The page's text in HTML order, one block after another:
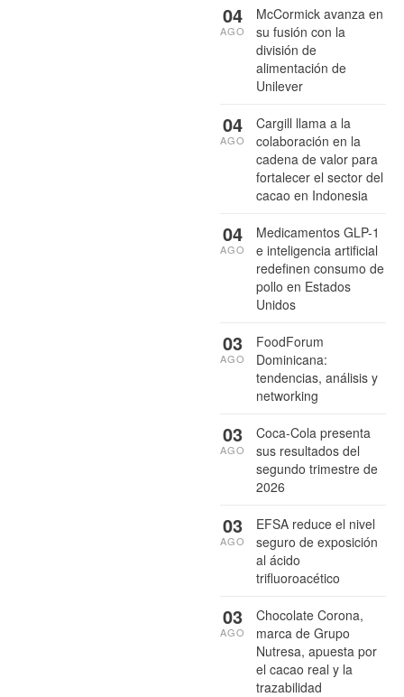
McCormick avanza en
su fusión con la
división de
alimentación de
Unilever
04
AGO
Cargill llama a la
colaboración en la
cadena de valor para
fortalecer el sector del
cacao en Indonesia
04
AGO
Medicamentos GLP-1
e inteligencia artificial
redefinen consumo de
pollo en Estados
Unidos
04
AGO
FoodForum
Dominicana:
tendencias, análisis y
networking
03
AGO
Coca-Cola presenta
sus resultados del
segundo trimestre de
2026
03
AGO
EFSA reduce el nivel
seguro de exposición
al ácido
trifluoroacético
03
AGO
Chocolate Corona,
marca de Grupo
Nutresa, apuesta por
el cacao real y la
trazabilidad
03
AGO